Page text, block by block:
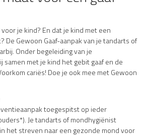
je kind? En dat je kind met een
De Gewoon Gaaf-aanpak van je tandarts of
Onder begeleiding van je
samen met je kind het gebit gaaf en de
cariës! Doe je ook mee met Gewoon
toegespitst op ieder
Je tandarts of mondhygiënist
het streven naar een gezonde mond voor